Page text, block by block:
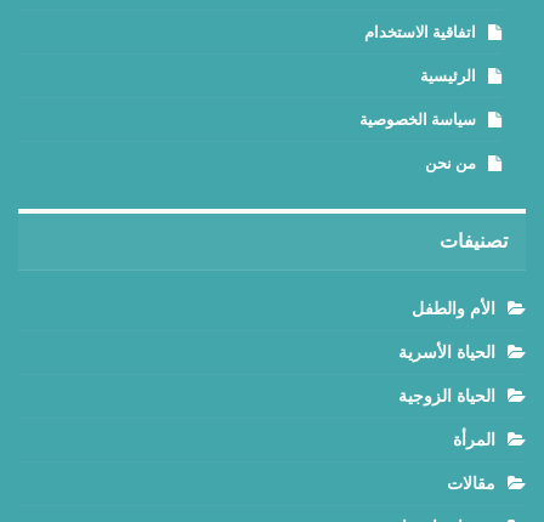
اتفاقية الاستخدام
الرئيسية
سياسة الخصوصية
من نحن
تصنيفات
الأم والطفل
الحياة الأسرية
الحياة الزوجية
المرأة
مقالات